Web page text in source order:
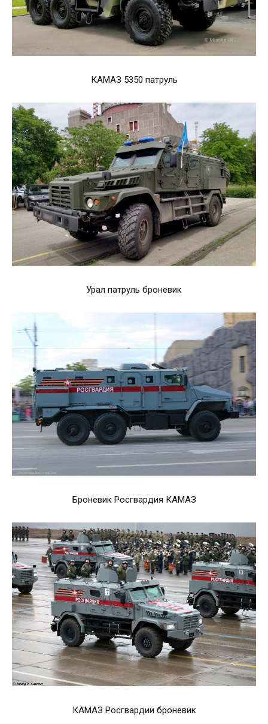
КАМАЗ 5350 патруль
Урал патруль броневик
Броневик Росгвардия КАМАЗ
КАМАЗ Росгвардии броневик